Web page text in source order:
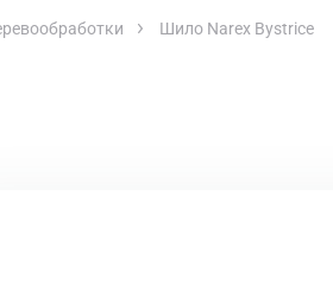
Шило Narex Bystrice